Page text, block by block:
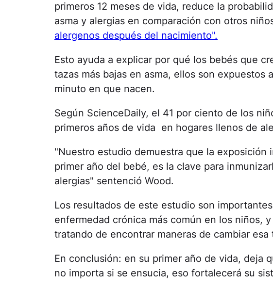
primeros 12 meses de vida, reduce la
asma y alergias en comparación con otros
alergenos después del nacimiento".
Esto ayuda a explicar por qué los bebés que
tazas más bajas en asma, ellos son expuestos
minuto en que nacen.
Según ScienceDaily, el 41 por ciento de los
primeros años de vida en hogares llenos de
"Nuestro estudio demuestra que la exposición
primer año del bebé, es la clave para
alergias" sentenció Wood.
Los resultados de este estudio son
enfermedad crónica más común en los niños,
tratando de encontrar maneras de cambiar esa
En conclusión: en su primer año de vida, deja
no importa si se ensucia, eso fortalecerá su